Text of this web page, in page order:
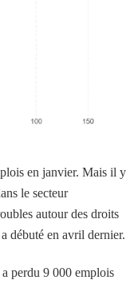
en janvier. Mais il y
le secteur
autour des droits
débuté en avril dernier.
perdu 9 000 emplois